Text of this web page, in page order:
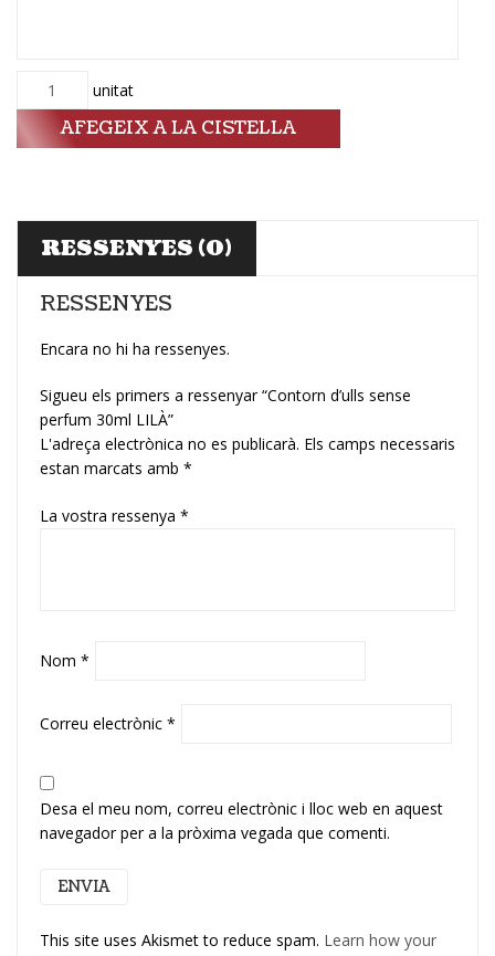
Quantitat unitat
AFEGEIX A LA CISTELLA
RESSENYES (0)
RESSENYES
Encara no hi ha ressenyes.
Sigueu els primers a ressenyar “Contorn d’ulls sense
perfum 30ml LILÀ”
L'adreça electrònica no es publicarà. Els camps necessaris
estan marcats amb *
La vostra ressenya *
Nom *
Correu electrònic *
Desa el meu nom, correu electrònic i lloc web en aquest
navegador per a la pròxima vegada que comenti.
This site uses Akismet to reduce spam. Learn how your